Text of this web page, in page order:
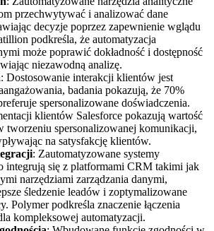
przechwytywać i analizować dane
decyzje poprzez zapewnienie wglądu
podkreśla, że automatyzacja
może poprawić dokładność i dostępność
niezawodną analizę.
: Dostosowanie interakcji klientów jest
badania pokazują, że 70%
spersonalizowane doświadczenia.
klientów Salesforce pokazują wartość
tworzeniu spersonalizowanej komunikacji,
na satysfakcję klientów.
: Zautomatyzowane systemy
integrują się z platformami CRM takimi jak
narzędziami zarządzania danymi,
śledzenie leadów i zoptymalizowane
Polymer podkreśla znaczenie łączenia
kompleksowej automatyzacji.